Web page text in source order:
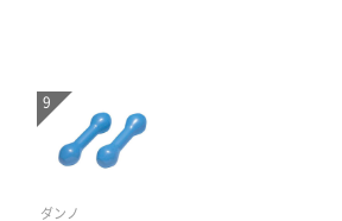
ダンノ